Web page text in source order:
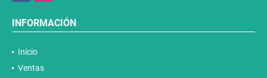
INFORMACIÓN
Inicio
Ventas